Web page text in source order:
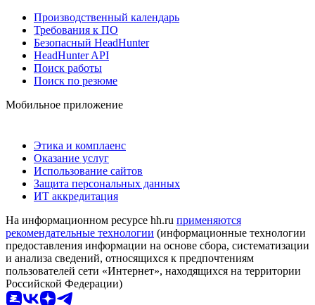
Производственный календарь
Требования к ПО
Безопасный HeadHunter
HeadHunter API
Поиск работы
Поиск по резюме
Мобильное приложение
Этика и комплаенс
Оказание услуг
Использование сайтов
Защита персональных данных
ИТ аккредитация
На информационном ресурсе hh.ru применяются
рекомендательные технологии (информационные технологии
предоставления информации на основе сбора, систематизации
и анализа сведений, относящихся к предпочтениям
пользователей сети «Интернет», находящихся на территории
Российской Федерации)